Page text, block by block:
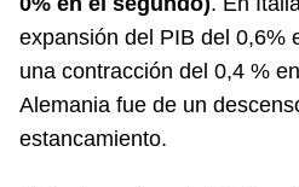
expansión del PIB del 0,6%
una contracción del 0,4 %
Alemania fue de un
estancamiento.